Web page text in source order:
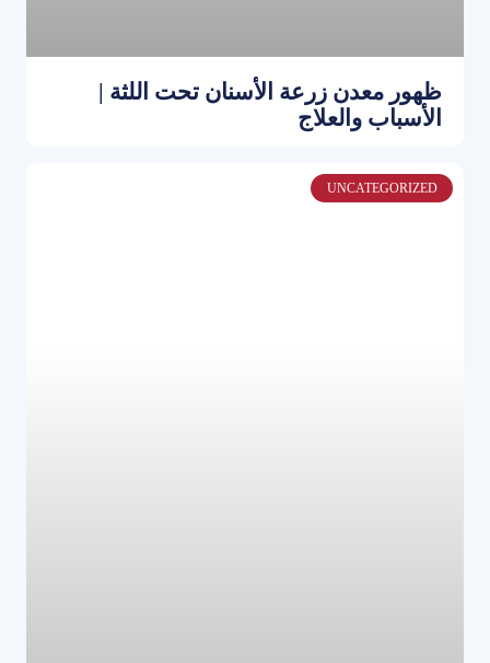
ظهور معدن زرعة الأسنان تحت اللثة |
الأسباب والعلاج
UNCATEGORIZED